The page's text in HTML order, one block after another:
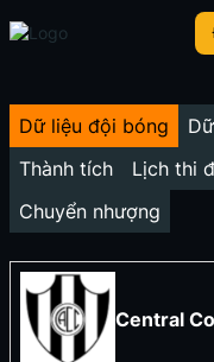
Dữ liệu đội bóng
Thành tích
Lịch thi
Chuyển nhượng
Central